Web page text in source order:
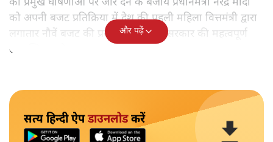
की प्रमुख घोषणाओं पर जोर देने के बजाय प्रधानमंत्री नरेंद्र मोदी
को अपनी बजट प्रतिक्रिया में देश की पहली महिला वित्तमंत्री द्वारा
लगातार नौवें बजट की प्रस्तुति को अपनी सरकार की महत्वपूर्ण
उपलब्धि बताने पर मजबूर होना पड़ा।
और पढ़ें
सत्य हिन्दी ऐपडाउनलोडकरें